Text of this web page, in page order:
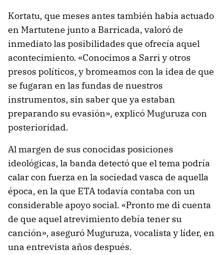
Kortatu, que meses antes también había actuado
en Martutene junto a Barricada, valoró de
inmediato las posibilidades que ofrecía aquel
acontecimiento. «Conocimos a Sarri y otros
presos políticos, y bromeamos con la idea de que
se fugaran en las fundas de nuestros
instrumentos, sin saber que ya estaban
preparando su evasión», explicó Muguruza con
posterioridad.
Al margen de sus conocidas posiciones
ideológicas, la banda detectó que el tema podría
calar con fuerza en la sociedad vasca de aquella
época, en la que ETA todavía contaba con un
considerable apoyo social. «Pronto me di cuenta
de que aquel atrevimiento debía tener su
canción», aseguró Muguruza, vocalista y líder, en
una entrevista años después.